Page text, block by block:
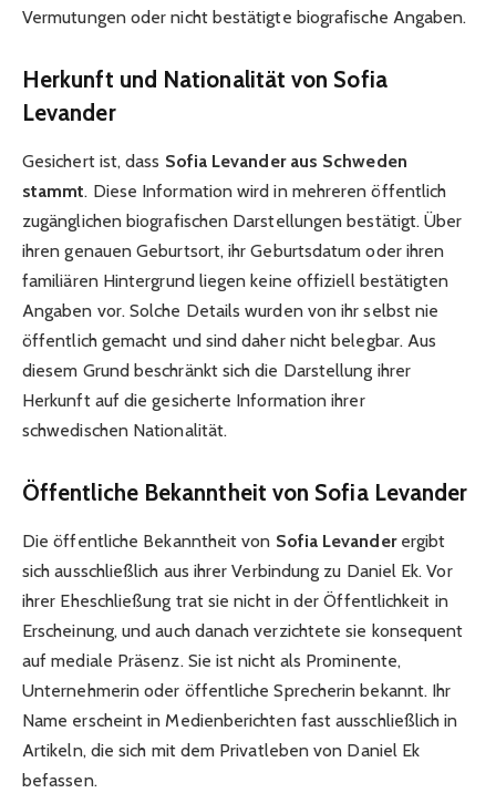
Vermutungen oder nicht bestätigte biografische Angaben.
Herkunft und Nationalität von Sofia
Levander
Gesichert ist, dass Sofia Levander aus Schweden
stammt. Diese Information wird in mehreren öffentlich
zugänglichen biografischen Darstellungen bestätigt. Über
ihren genauen Geburtsort, ihr Geburtsdatum oder ihren
familiären Hintergrund liegen keine offiziell bestätigten
Angaben vor. Solche Details wurden von ihr selbst nie
öffentlich gemacht und sind daher nicht belegbar. Aus
diesem Grund beschränkt sich die Darstellung ihrer
Herkunft auf die gesicherte Information ihrer
schwedischen Nationalität.
Öffentliche Bekanntheit von Sofia Levander
Die öffentliche Bekanntheit von Sofia Levanderergibt
sich ausschließlich aus ihrer Verbindung zu Daniel Ek. Vor
ihrer Eheschließung trat sie nicht in der Öffentlichkeit in
Erscheinung, und auch danach verzichtete sie konsequent
auf mediale Präsenz. Sie ist nicht als Prominente,
Unternehmerin oder öffentliche Sprecherin bekannt. Ihr
Name erscheint in Medienberichten fast ausschließlich in
Artikeln, die sich mit dem Privatleben von Daniel Ek
befassen.